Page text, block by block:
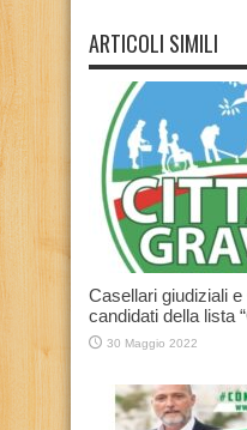
ARTICOLI SIMILI
Casellari giudiziali
candidati della lista
30 Maggio 2022